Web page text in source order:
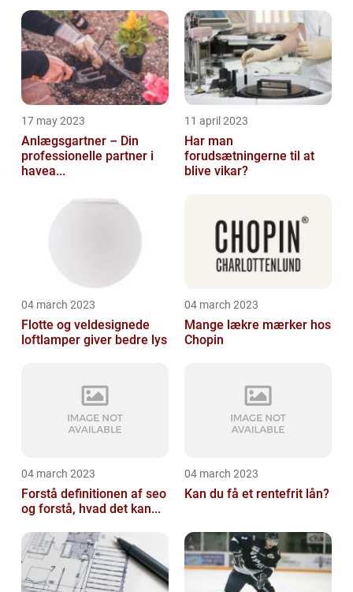
17 may 2023
Anlægsgartner – Din
professionelle partner i
havea...
11 april 2023
Har man
forudsætningerne til at
blive vikar?
04 march 2023
Flotte og veldesignede
loftlamper giver bedre lys
04 march 2023
Mange lækre mærker hos
Chopin
04 march 2023
Forstå definitionen af seo
og forstå, hvad det kan...
04 march 2023
Kan du få et rentefrit lån?